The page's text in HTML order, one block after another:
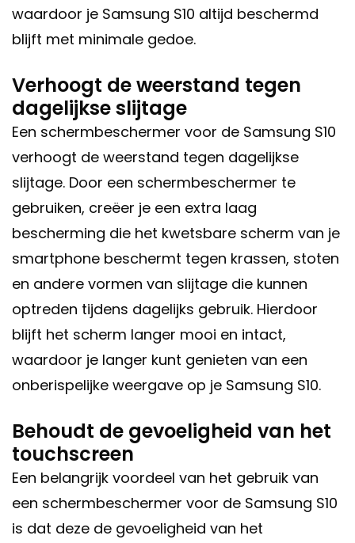
waardoor je Samsung S10 altijd beschermd
blijft met minimale gedoe.
Verhoogt de weerstand tegen
dagelijkse slijtage
Een schermbeschermer voor de Samsung S10
verhoogt de weerstand tegen dagelijkse
slijtage. Door een schermbeschermer te
gebruiken, creëer je een extra laag
bescherming die het kwetsbare scherm van je
smartphone beschermt tegen krassen, stoten
en andere vormen van slijtage die kunnen
optreden tijdens dagelijks gebruik. Hierdoor
blijft het scherm langer mooi en intact,
waardoor je langer kunt genieten van een
onberispelijke weergave op je Samsung S10.
Behoudt de gevoeligheid van het
touchscreen
Een belangrijk voordeel van het gebruik van
een schermbeschermer voor de Samsung S10
is dat deze de gevoeligheid van het